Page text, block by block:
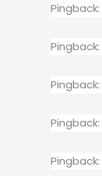
Pingback:
Pingback:
Pingback:
Pingback:
Pingback: